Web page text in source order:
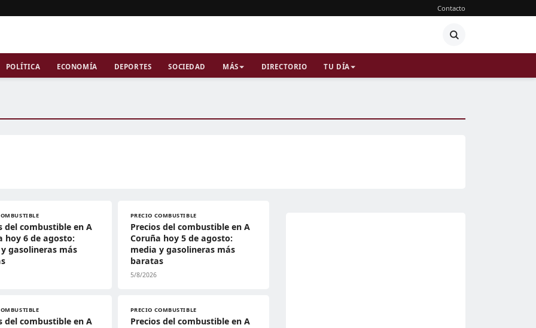
Contacto
POLÍTICA ECONOMÍA DEPORTES SOCIEDAD MÁS DIRECTORIO TU DÍA
del combustible en A
hoy 6 de agosto:
gasolineras más
PRECIO COMBUSTIBLE
Precios del combustible en A
Coruña hoy 5 de agosto:
media y gasolineras más
baratas
5/8/2026
del combustible en A
PRECIO COMBUSTIBLE
Precios del combustible en A